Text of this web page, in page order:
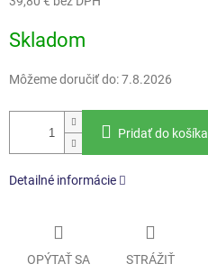
cena:
Skladom
Môžeme doručiť do:7.8.2026
Pridať do košíka
Detailné informácie
OPÝTAŤ SA STRÁŽIŤ